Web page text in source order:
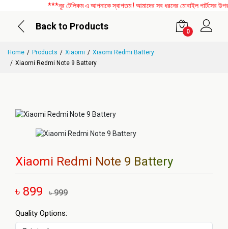
***নূর টেলিকম এ আপনাকে স্বাগতম ! আমাদের সব ধরনের মোবাইল পার্টসের
Back to Products
0
Home Products Xiaomi
Xiaomi Redmi Battery
Xiaomi Redmi Note 9 Battery
Xiaomi Redmi Note 9 Battery
৳ 899 ৳ 999
Quality Options: